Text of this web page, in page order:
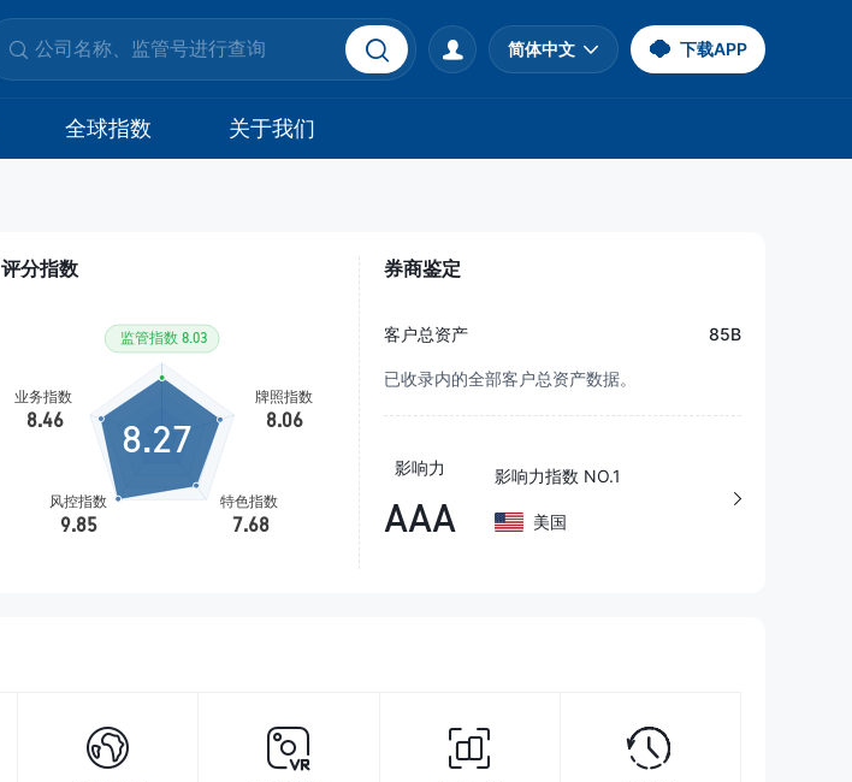
简体中文 下载APP
全球指数 关于我们
评分指数
8.27
券商鉴定
客户总资产 85B
已收录内的全部客户总资产数据。
影响力
AAA
影响力指数 NO.1
美国
98.81%